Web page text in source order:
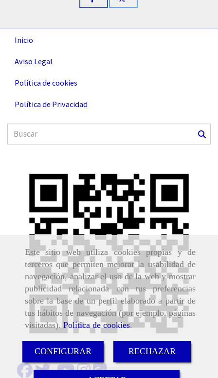
Este sitio web utiliza cookies propias y de
terceros que permiten mejorar la usabilidad de
navegación, analizar el uso de la web y mostrar
publicidad relacionada con tus preferencias
sobre la base de un perfil elaborado a partir de
tus hábitos de navegación (por ejemplo, páginas
visitadas). Política de cookies.
CONFIGURAR RECHAZAR
Inicio
Aviso Legal
Política de cookies
Política de Privacidad